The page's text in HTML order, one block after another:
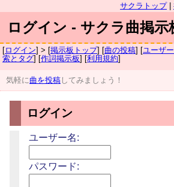
サクラトップ|
ログイン - サクラ曲掲示
[ログイン] > [掲示板トップ] [曲の投稿] [ユーザ
索とタグ] [作詞掲示板] [利用規約]
気軽に曲を投稿 してみましょう！
ログイン
ユーザー名:
パスワード: